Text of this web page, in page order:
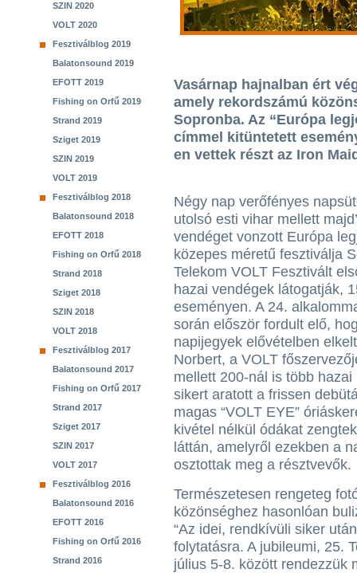
SZIN 2020
VOLT 2020
Fesztiválblog 2019
Balatonsound 2019
EFOTT 2019
Fishing on Orfű 2019
Strand 2019
Sziget 2019
SZIN 2019
VOLT 2019
Fesztiválblog 2018
Balatonsound 2018
EFOTT 2018
Fishing on Orfű 2018
Strand 2018
Sziget 2018
SZIN 2018
VOLT 2018
Fesztiválblog 2017
Balatonsound 2017
Fishing on Orfű 2017
Strand 2017
Sziget 2017
SZIN 2017
VOLT 2017
Fesztiválblog 2016
Balatonsound 2016
EFOTT 2016
Fishing on Orfű 2016
Strand 2016
Vasárnap hajnalban ért
amely rekordszámú
Sopronba. Az “Európa
címmel kitüntetett
en vettek részt az Iron
Négy nap verőfényes
utolsó esti vihar mellett
vendéget vonzott Európa
közepes méretű fesztiválja
Telekom VOLT Fesztivált
hazai vendégek látogatják,
eseményen. A 24.
során először fordult elő,
napijegyek elővételben
Norbert, a VOLT
mellett 200-nál is több
sikert aratott a frissen
magas “VOLT EYE”
kivétel nélkül ódákat
láttán, amelyről ezekben a
osztottak meg a résztvevők.
Természetesen rengeteg
közönséghez hasonlóan
“Az idei, rendkívüli siker
folytatásra. A jubileumi, 25.
július 5-8. között rendezzük